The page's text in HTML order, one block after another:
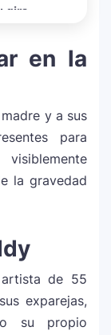
gira
de su
el
DJ
en la
y a sus
para
la gravedad
de 55
exparejas,
su propio